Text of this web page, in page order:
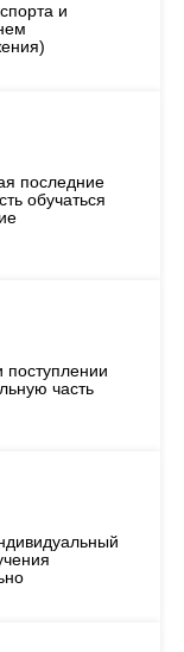
и
последние
обучаться
поступлении
часть